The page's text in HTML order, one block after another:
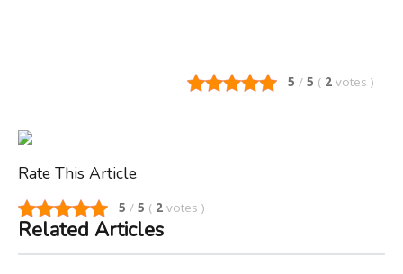
5 / 5 ( 2 votes )
Rate This Article
5 / 5 ( 2 votes )
Related Articles